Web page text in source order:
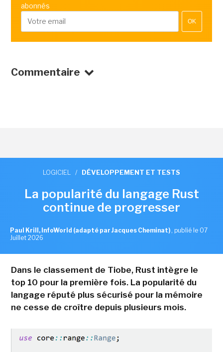
abonnés
OK
Commentaire
LOGICIEL / DÉVELOPPEMENT ET TESTS
La popularité du langage Rust
continue de progresser
Paul Krill, InfoWorld (adapté par Jacques Cheminat) , publié le 07
Juillet 2026
Dans le classement de Tiobe, Rust intègre le
top 10 pour la première fois. La popularité du
langage réputé plus sécurisé pour la mémoire
ne cesse de croître depuis plusieurs mois.